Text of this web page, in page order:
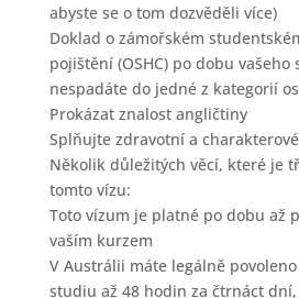
abyste se o tom dozvěděli více)
Doklad o zámořském
pojištění (OSHC) po dobu
nespadáte do jedné z kategorií
Prokázat znalost angličtiny
Splňujte zdravotní a
Několik důležitých věcí, které je
tomto vízu:
Toto vízum je platné po dobu až
vaším kurzem
V Austrálii máte legálně
studiu až 48 hodin za čtrnáct